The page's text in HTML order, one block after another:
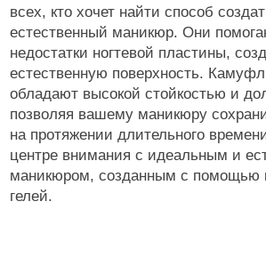
всех, кто хочет найти способ
естественный маникюр. Они
недостатки ногтевой пластины,
естественную поверхность.
обладают высокой стойкостью и
позволяя вашему маникюру
на протяжении длительного
центре внимания с идеальным и
маникюром, созданным с
гелей.